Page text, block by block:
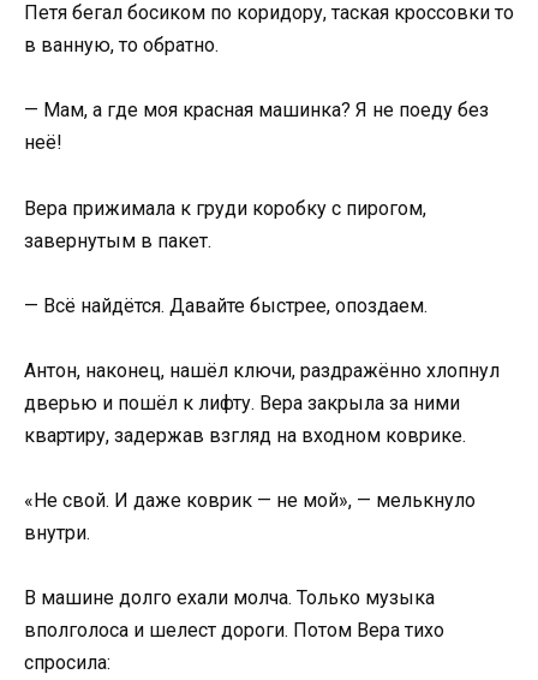
Петя бегал босиком по коридору, таская кроссовки то
в ванную, то обратно.
— Мам, а где моя красная машинка? Я не поеду без
неё!
Вера прижимала к груди коробку с пирогом,
завернутым в пакет.
— Всё найдётся. Давайте быстрее, опоздаем.
Антон, наконец, нашёл ключи, раздражённо хлопнул
дверью и пошёл к лифту. Вера закрыла за ними
квартиру, задержав взгляд на входном коврике.
«Не свой. И даже коврик — не мой», — мелькнуло
внутри.
В машине долго ехали молча. Только музыка
вполголоса и шелест дороги. Потом Вера тихо
спросила: